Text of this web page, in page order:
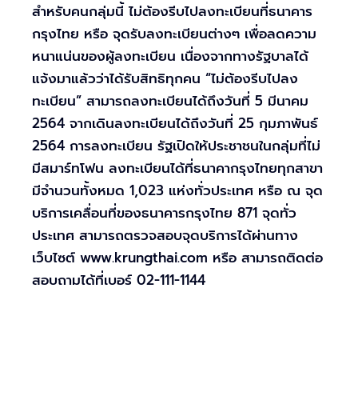
สำหรับคนกลุ่มนี้ ไม่ต้องรีบไปลงทะเบียนที่ธนาคาร
กรุงไทย หรือ จุดรับลงทะเบียนต่างๆ เพื่อลดความ
หนาแน่นของผู้ลงทะเบียน เนื่องจากทางรัฐบาลได้
แจ้งมาแล้วว่าได้รับสิทธิทุกคน “ไม่ต้องรีบไปลง
ทะเบียน” สามารถลงทะเบียนได้ถึงวันที่ 5 มีนาคม
2564 จากเดินลงทะเบียนได้ถึงวันที่ 25 กุมภาพันธ์
2564 การลงทะเบียน รัฐเปิดให้ประชาชนในกลุ่มที่ไม่
มีสมาร์ทโฟน ลงทะเบียนได้ที่ธนาคากรุงไทยทุกสาขา
มีจำนวนทั้งหมด 1,023 แห่งทั่วประเทศ หรือ ณ จุด
บริการเคลื่อนที่ของธนาคารกรุงไทย 871 จุดทั่ว
ประเทศ สามารถตรวจสอบจุดบริการได้ผ่านทาง
เว็บไซต์ www.krungthai.com หรือ สามารถติดต่อ
สอบถามได้ที่เบอร์ 02-111-1144